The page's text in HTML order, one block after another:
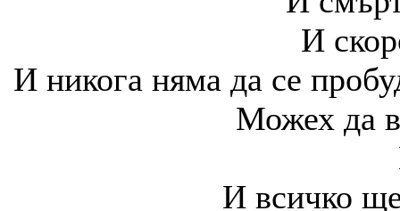
И
И никога няма да се
Можех да
И всичко